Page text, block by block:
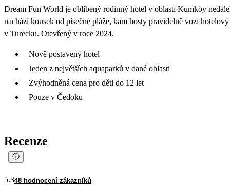
Dream Fun World je oblíbený rodinný hotel v oblasti Kumköy
nachází kousek od písečné pláže, kam hosty pravidelně vozí
v Turecku. Otevřený v roce 2024.
Nově postavený hotel
Jeden z největších aquaparků v dané oblasti
Zvýhodněná cena pro děti do 12 let
Pouze v Čedoku
Recenze
5.348 hodnocení zákazníků